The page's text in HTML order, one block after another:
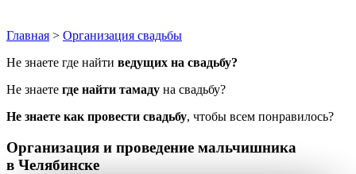
Главная > Организация свадьбы
Не знаете где найти ведущих на свадьбу?
Не знаете где найти тамаду на свадьбу?
Не знаете как провести свадьбу, чтобы всем понравилось?
Организация и проведение мальчишника
в Челябинске